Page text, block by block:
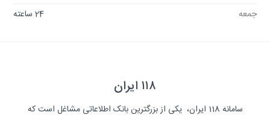
جمعه
24 ساعته
۱۱۸ ایران
سامانه 118 ایران، یکی از بزرگترین بانک اطلاعاتی مشاغل است که